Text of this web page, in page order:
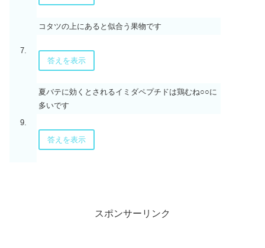
7.
コタツの上にあると似合う果物です
答えを表示
9.
夏バテに効くとされるイミダペプチドは鶏むね○○に
多いです
答えを表示
スポンサーリンク